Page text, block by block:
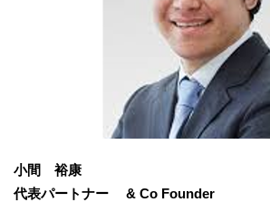
小間 裕康
代表パートナー & Co Founder